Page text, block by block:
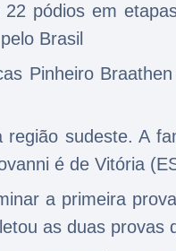
pódios em
Brasil
Pinheiro
sudeste. A
é de Vitória
a primeira
as duas provas